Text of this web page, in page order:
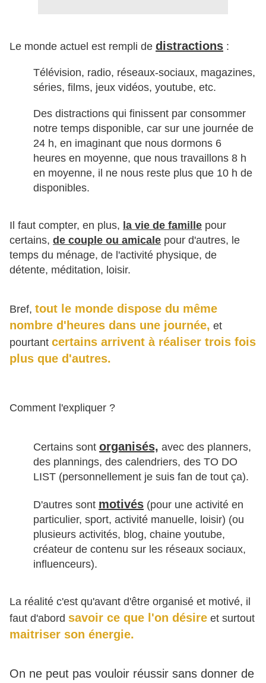
Le monde actuel est rempli de distractions :
Télévision, radio, réseaux-sociaux, magazines,
séries, films, jeux vidéos, youtube, etc.
Des distractions qui finissent par consommer
notre temps disponible, car sur une journée de
24 h, en imaginant que nous dormons 6
heures en moyenne, que nous travaillons 8 h
en moyenne, il ne nous reste plus que 10 h de
disponibles.
Il faut compter, en plus, la vie de famille pour
certains, de couple ou amicale pour d'autres, le
temps du ménage, de l'activité physique, de
détente, méditation, loisir.
Bref, tout le monde dispose du même
nombre d'heures dans une journée, et
pourtant certains arrivent à réaliser trois fois
plus que d'autres.
Comment l'expliquer ?
Certains sont organisés, avec des planners,
des plannings, des calendriers, des TO DO
LIST (personnellement je suis fan de tout ça).
D'autres sont motivés (pour une activité en
particulier, sport, activité manuelle, loisir) (ou
plusieurs activités, blog, chaine youtube,
créateur de contenu sur les réseaux sociaux,
influenceurs).
La réalité c'est qu'avant d'être organisé et motivé, il
faut d'abord savoir ce que l'on désire et surtout
maitriser son énergie.
On ne peut pas vouloir réussir sans donner de